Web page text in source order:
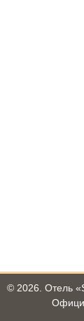
© 2026. Отель